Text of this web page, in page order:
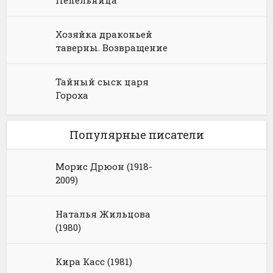
Хозяйка драконьей
таверны. Возвращение
Тайный сыск царя
Гороха
Популярные писатели
Морис Дрюон (1918-
2009)
Наталья Жильцова
(1980)
Кира Касс (1981)